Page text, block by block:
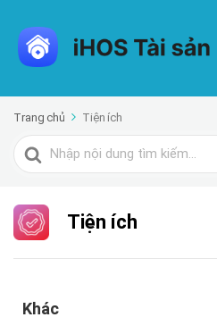
Trang chủ Tiện ích
Tìm
kiếm
Tiện ích
Khác